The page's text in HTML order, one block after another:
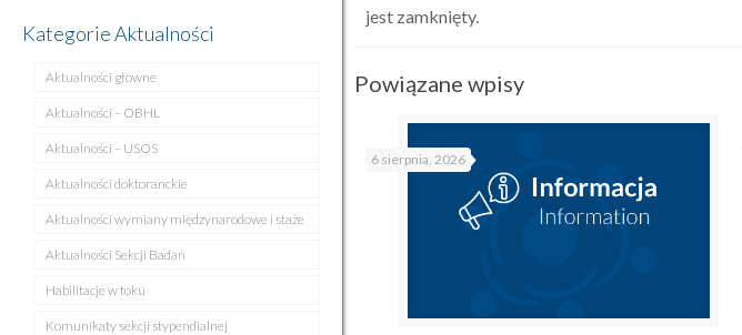
jest zamknięty.
Powiązane wpisy
6 sierpnia, 2026
Kategorie Aktualności
Aktualności główne
Aktualności – OBHL
Aktualności – USOS
Aktualności doktoranckie
Aktualności wymiany międzynarodowe i staże
Aktualności Sekcji Badań
Habilitacje w toku
Komunikaty sekcji stypendialnej